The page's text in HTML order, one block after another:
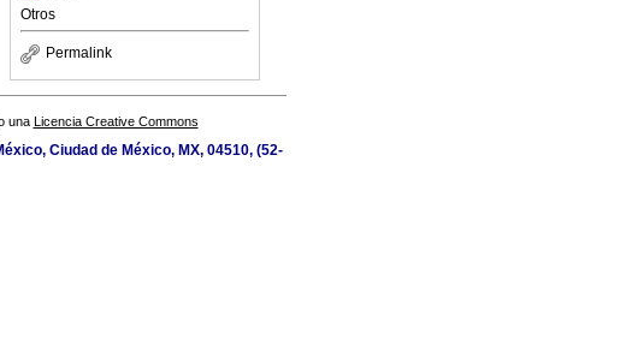
Otros
Permalink
una Licencia Creative Commons
Ciudad de México, MX, 04510, (52-